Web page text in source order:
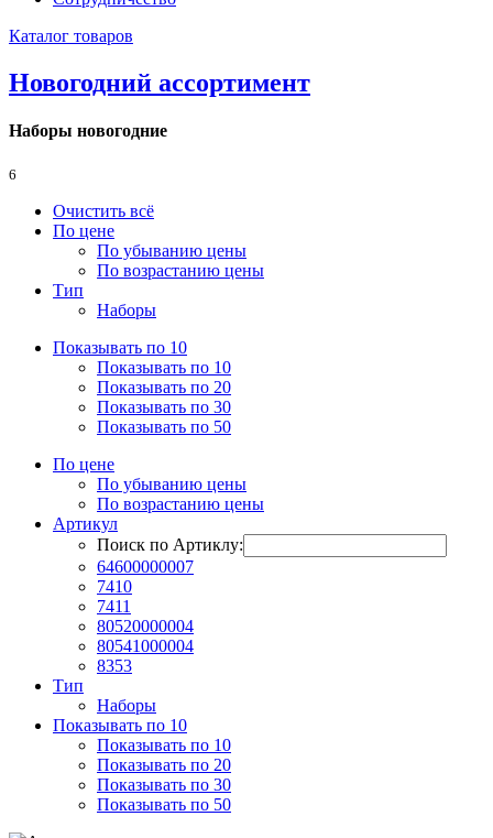
Каталог товаров
Новогодний ассортимент
Наборы новогодние
6
Очистить всё
По цене
По убыванию цены
По возрастанию цены
Тип
Наборы
Показывать по 10
Показывать по 10
Показывать по 20
Показывать по 30
Показывать по 50
По цене
По убыванию цены
По возрастанию цены
Артикул
Поиск по Артиклу:
64600000007
7410
7411
80520000004
80541000004
8353
Тип
Наборы
Показывать по 10
Показывать по 10
Показывать по 20
Показывать по 30
Показывать по 50